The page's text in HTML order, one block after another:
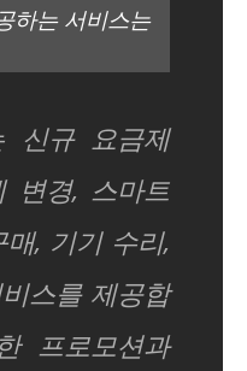
하는 서비스는
신규 요금제
변경, 스마트
, 기기 수리,
스를 제공합
프로모션과